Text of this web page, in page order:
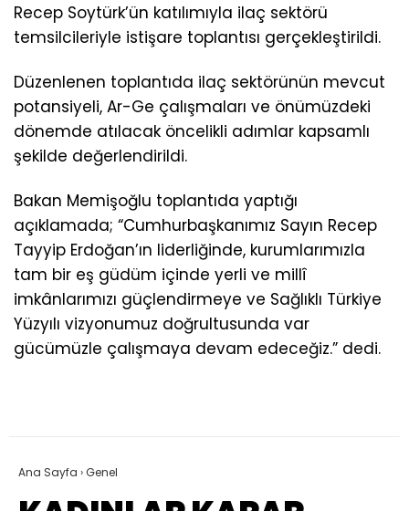
Recep Soytürk’ün katılımıyla ilaç sektörü
temsilcileriyle istişare toplantısı gerçekleştirildi.
Düzenlenen toplantıda ilaç sektörünün mevcut
potansiyeli, Ar-Ge çalışmaları ve önümüzdeki
dönemde atılacak öncelikli adımlar kapsamlı
şekilde değerlendirildi.
Bakan Memişoğlu toplantıda yaptığı
açıklamada; “Cumhurbaşkanımız Sayın Recep
Tayyip Erdoğan’ın liderliğinde, kurumlarımızla
tam bir eş güdüm içinde yerli ve millî
imkânlarımızı güçlendirmeye ve Sağlıklı Türkiye
Yüzyılı vizyonumuz doğrultusunda var
gücümüzle çalışmaya devam edeceğiz.” dedi.
Ana Sayfa ›Genel